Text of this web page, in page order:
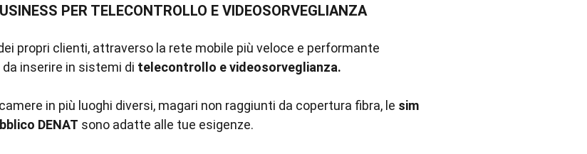
PER TELECONTROLLO E VIDEOSORVEGLIANZA
propri clienti, attraverso la rete mobile più veloce e performante
da inserire in sistemi di telecontrollo e videosorveglianza.
in più luoghi diversi, magari non raggiunti da copertura fibra, le sim
DENAT sono adatte alle tue esigenze.